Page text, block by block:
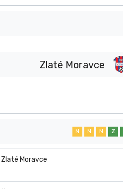
Zlaté Moravce
N N N Z
Zlaté Moravce